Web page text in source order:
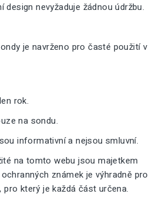
design nevyžaduje žádnou údržbu.
je navrženo pro časté použití v
rok.
na sondu.
informativní a nejsou smluvní.
na tomto webu jsou majetkem
známek je výhradně pro
který je každá část určena.